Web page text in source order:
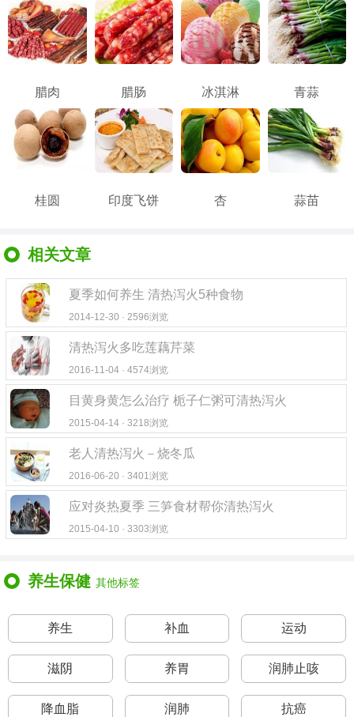
腊肉 腊肠 冰淇淋 青蒜
桂圆 印度飞饼 杏 蒜苗
相关文章
夏季如何养生 清热泻火5种食物
2014-12-30 · 2596浏览
清热泻火多吃莲藕芹菜
2016-11-04 · 4574浏览
目黄身黄怎么治疗 栀子仁粥可清热泻火
2015-04-14 · 3218浏览
老人清热泻火－烧冬瓜
2016-06-20 · 3401浏览
应对炎热夏季 三笋食材帮你清热泻火
2015-04-10 · 3303浏览
养生保健 其他标签
养生 补血 运动
滋阴 养胃 润肺止咳
降血脂 润肺 抗癌